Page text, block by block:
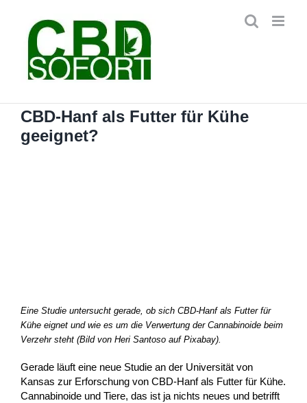
springen
CBD-Hanf als Futter für Kühe
geeignet?
Eine Studie untersucht gerade, ob sich CBD-Hanf als Futter für
Kühe eignet und wie es um die Verwertung der Cannabinoide beim
Verzehr steht (Bild von Heri Santoso auf Pixabay).
Gerade läuft eine neue Studie an der Universität von
Kansas zur Erforschung von CBD-Hanf als Futter für Kühe.
Cannabinoide und Tiere, das ist ja nichts neues und betrifft